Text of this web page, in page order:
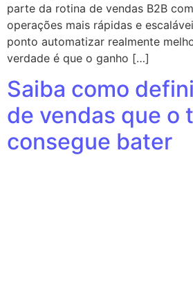
parte da rotina de vendas B2B
operações mais rápidas e
ponto automatizar realmente
verdade é que o ganho […]
Saiba como
de vendas que o
consegue bater